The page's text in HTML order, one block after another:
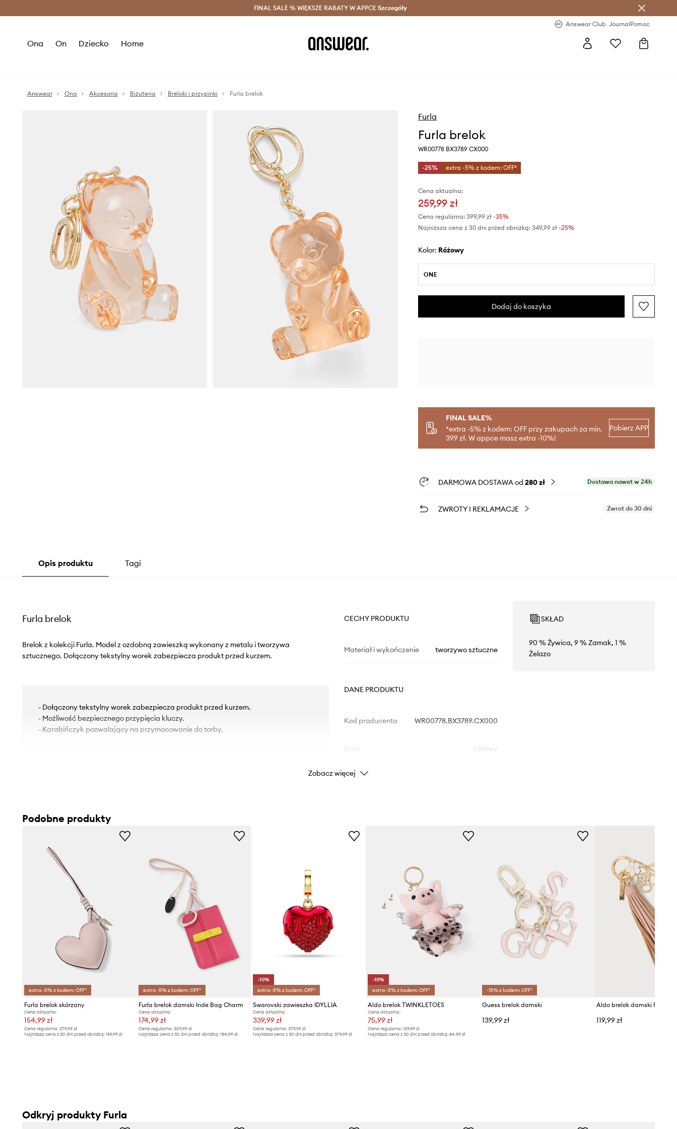
Oszczędzaj z Answear Club > Dostawa nawet w 24h >
FINAL SALE % WIĘKSZE RABATY W APPCE Szczegóły
Answear Club JournalPomoc
Ona On Dziecko Home
Answear Ona Akcesoria Biżuteria Breloki i przypinki Furla brelok
Furla
Furla brelok
WR00778 BX3789 CX000
-25% extra -5% z kodem: OFF*
Cena aktualna:
259,99 zł
Cena regularna: 399,99 zł-35%
Najniższa cena z 30 dni przed obniżką: 349,99 zł -25%
Kolor: różowy
ONE
Dodaj do koszyka
FINAL SALE%
*extra -5% z kodem: OFF przy zakupach za min.
399 zł. W appce masz extra -10%!
Pobierz APP
DARMOWA DOSTAWA od 280 zł Dostawa nawet w 24h
ZWROTY I REKLAMACJE Zwrot do 30 dni
Opis produktu Tagi
Furla brelok
Brelok z kolekcji Furla. Model z ozdobną zawieszką wykonany z metalu i tworzywa
sztucznego. Dołączony tekstylny worek zabezpiecza produkt przed kurzem.
- Dołączony tekstylny worek zabezpiecza produkt przed kurzem.
- Możliwość bezpiecznego przypięcia kluczy.
- Karabińczyk pozwalający na przymocowanie do torby.
CECHY PRODUKTU
Materiał i wykończenie tworzywo sztuczne
DANE PRODUKTU
Kod producenta WR00778.BX3789.CX000
różowy
Marka
ID Produktu
SKŁAD
90 % Żywica, 9 % Zamak, 1 %
Żelazo
Zobacz więcej
Podobne produkty
extra -5% z kodem: OFF*
Furla brelok skórzany
Cena aktualna:
154,99 zł
Cena regularna: 279,99 zł
Najniższa cena z 30 dni przed obniżką: 159,99 zł
extra -5% z kodem: OFF*
Furla brelok damski Iride Bag Charm
Cena aktualna:
174,99 zł
Cena regularna:309,99 zł
Najniższa cena z 30 dni przed obniżką:184,99 zł
-10%
extra -5% z kodem: OFF*
Swarovski zawieszka IDYLLIA
Cena aktualna:
339,99 zł
Cena regularna: 379,99 zł
Najniższa cena z 30 dni przed obniżką: 379,99 zł
-10%
extra -5% z kodem: OFF*
Aldo brelok TWINKLETOES
Cena aktualna:
75,99 zł
Cena regularna: 129,99 zł
Najniższa cena z 30 dni przed obniżką: 84,99 zł
-15% z kodem: OFF*
Guess brelok damski
139,99 zł
Aldo brelok damski
119,99 zł
Odkryj produkty Furla